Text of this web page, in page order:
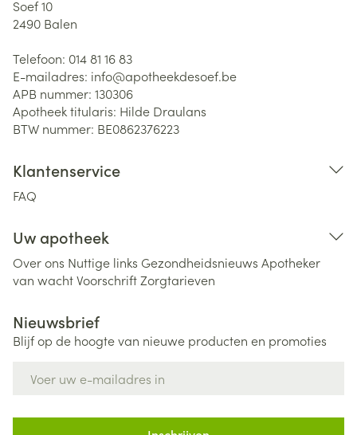
Soef 10
2490 Balen
Telefoon: 014 81 16 83
E-mailadres: info@apotheekdesoef.be
APB nummer: 130306
Apotheek titularis: Hilde Draulans
BTW nummer: BE0862376223
Klantenservice
FAQ
Uw apotheek
Over ons Nuttige links Gezondheidsnieuws Apotheker
van wachtVoorschriftZorgtarieven
Nieuwsbrief
Blijf op de hoogte van nieuwe producten en promoties